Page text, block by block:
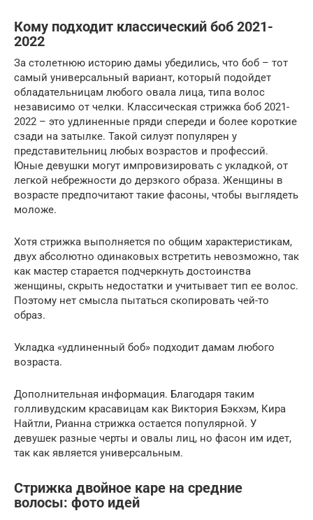
Кому подходит классический боб 2021-
2022
За столетнюю историю дамы убедились, что боб – тот
самый универсальный вариант, который подойдет
обладательницам любого овала лица, типа волос
независимо от челки. Классическая стрижка боб 2021-
2022 – это удлиненные пряди спереди и более короткие
сзади на затылке. Такой силуэт популярен у
представительниц любых возрастов и профессий.
Юные девушки могут импровизировать с укладкой, от
легкой небрежности до дерзкого образа. Женщины в
возрасте предпочитают такие фасоны, чтобы выглядеть
моложе.
Хотя стрижка выполняется по общим характеристикам,
двух абсолютно одинаковых встретить невозможно, так
как мастер старается подчеркнуть достоинства
женщины, скрыть недостатки и учитывает тип ее волос.
Поэтому нет смысла пытаться скопировать чей-то
образ.
Укладка «удлиненный боб» подходит дамам любого
возраста.
Дополнительная информация. Благодаря таким
голливудским красавицам как Виктория Бэкхэм, Кира
Найтли, Рианна стрижка остается популярной. У
девушек разные черты и овалы лиц, но фасон им идет,
так как является универсальным.
Стрижка двойное каре на средние
волосы: фото идей